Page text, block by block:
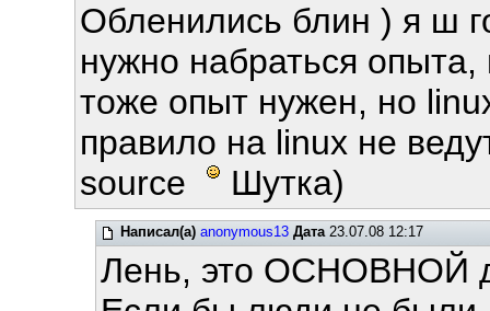
Обленились блин ) я ш
нужно набраться
тоже опыт нужен, но
правило на linux не
sourсe
Шутка)
Написал(а) anonymous13 Дата23.07.08 12:17
Лень, это ОСНОВНОЙ